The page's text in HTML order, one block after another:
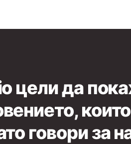
цели да
говори за